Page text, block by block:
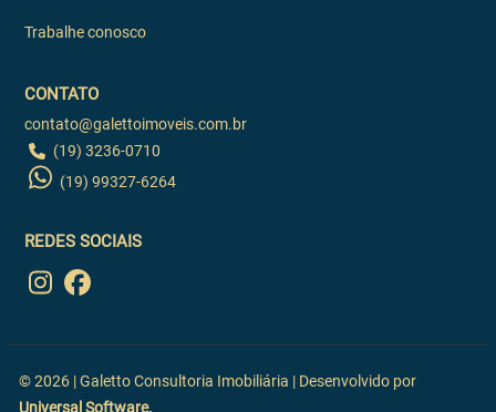
Trabalhe conosco
CONTATO
contato@galettoimoveis.com.br
(19) 3236-0710
(19) 99327-6264
REDES SOCIAIS
© 2026 | Galetto Consultoria Imobiliária | Desenvolvido por
Universal Software.